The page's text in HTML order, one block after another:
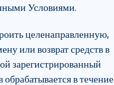
Условиями.
целенаправленную,
или возврат средств в
зарегистрированный
в течение